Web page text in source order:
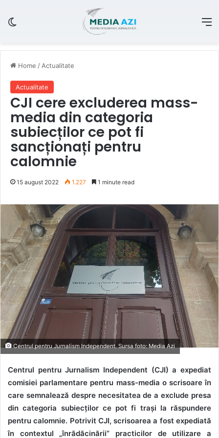
Home / Actualitate
Actualitate
CJI cere excluderea mass-
media din categoria
subiecților ce pot fi
sancționați pentru
calomnie
15 august 2022 1.227 1 minute read
Centrul pentru Jurnalism Independent. Sursa foto: Media Azi
Centrul pentru Jurnalism Independent (CJI) a expediat
comisiei parlamentare pentru mass-media o scrisoare în
care semnalează despre necesitatea de a exclude presa
din categoria subiecților ce pot fi trași la răspundere
pentru calomnie. Potrivit CJI, scrisoarea a fost expediată
în contextul „înrădăcinării” practicilor de utilizare a